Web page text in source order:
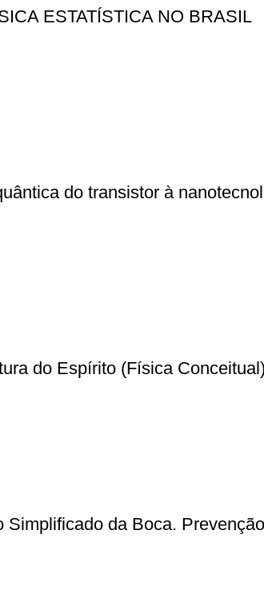
ESTATÍSTICA NO BRASIL
do transistor à
do Espírito (Física
Simplificado da Boca.